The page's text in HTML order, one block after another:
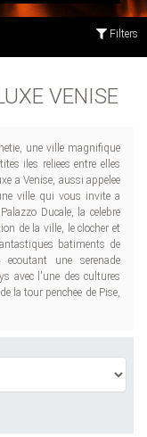
Filters
VENISE
une ville magnifique
iles reliees entre elles
a Venise, aussi appelee
ville qui vous invite a
Ducale, la celebre
de la ville, le clocher et
batiments de
une serenade
avec l'une des cultures
la tour penchee de Pise,
L'Italie a donne
Eglise catholique,
connues pour leur
litterature des jalons, il y
Italie sont nes les plus
Vittorio de Sica, Roberto
Fellini, Roberto Benigni,
Puccini. Quelle est la
cuisine delicieuse, des
legumes grilles ... Nous
vous pourriez passer
en contemplant les